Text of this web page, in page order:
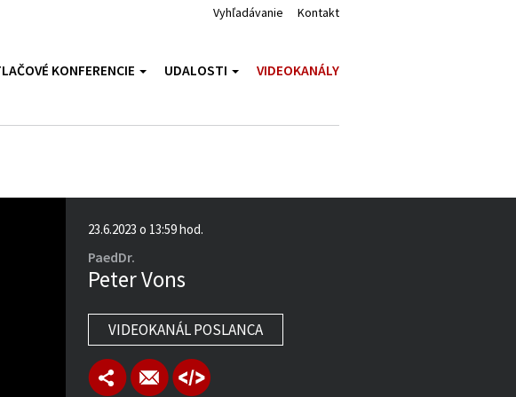
Vyhľadávanie Kontakt
KONFERENCIE UDALOSTI VIDEOKANÁLY
23.6.2023 o 13:59 hod.
PaedDr.
Peter Vons
VIDEOKANÁL POSLANCA